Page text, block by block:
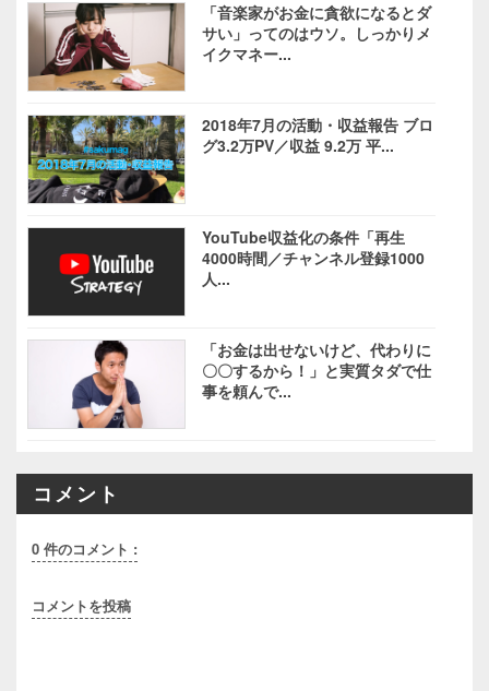
「音楽家がお金に貪欲になるとダ
サい」ってのはウソ。しっかりメ
イクマネー...
2018年7月の活動・収益報告 ブロ
グ3.2万PV／収益 9.2万 平...
YouTube収益化の条件「再生
4000時間／チャンネル登録1000
人...
「お金は出せないけど、代わりに
〇〇するから！」と実質タダで仕
事を頼んで...
コメント
0 件のコメント :
コメントを投稿